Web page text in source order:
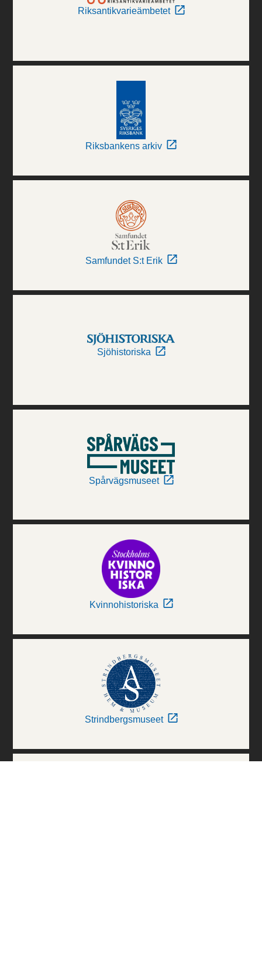
Riksantikvarieämbetet
Riksbankens arkiv
Samfundet S:t Erik
Sjöhistoriska
Spårvägsmuseet
Kvinnohistoriska
Strindbergsmuseet